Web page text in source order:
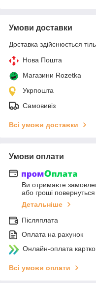
Умови доставки
Доставка здійснюється
Нова Пошта
Магазини Rozetka
Укрпошта
Самовивіз
Всі умови доставки
Умови оплати
Ви отримаєте
або гроші
Детальніше
Післяплата
Оплата на рахунок
Онлайн-оплата
Всі умови оплати